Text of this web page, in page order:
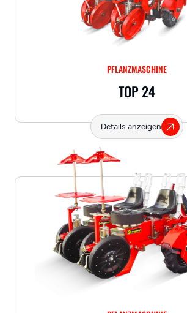
PFLANZMASCHINE
TOP 24
Details anzeigen